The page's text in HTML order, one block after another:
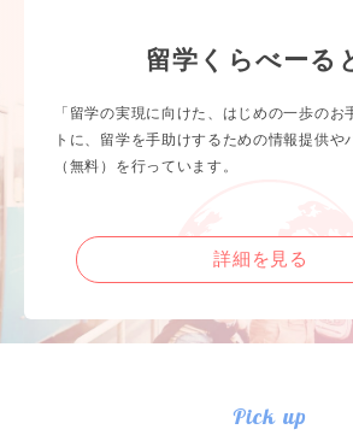
留学くらべーる
「留学の実現に向けた、はじめの一歩の
トに、留学を手助けするための情報提供や
（無料）を行っています。
詳細を見る
Pick up